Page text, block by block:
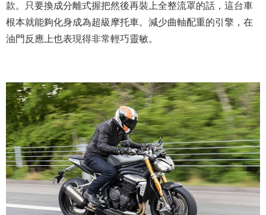
款。只要換成分離式握把然後再裝上全整流罩的話，這台車
根本就能夠化身成為超級摩托車。減少曲軸配重的引擎，在
油門反應上也表現得非常輕巧靈敏。